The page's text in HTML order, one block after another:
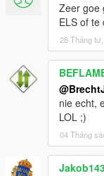
Zeer goe
ELS of te
28 Tháng
nie echt,
LOL ;)
04 Tháng